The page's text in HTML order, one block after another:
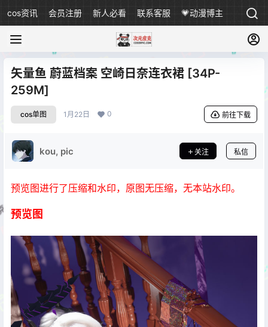
cos资讯 会员注册 新人必看 联系客服 💗动漫博主
矢量鱼 蔚蓝档案 空崎日奈连衣裙 [34P-
259M]
cos单图 1月22日 0 前往下载
kou, pic 关注 私信
预览图进行了压缩和水印，原图无压缩，无本站水印。
预览图